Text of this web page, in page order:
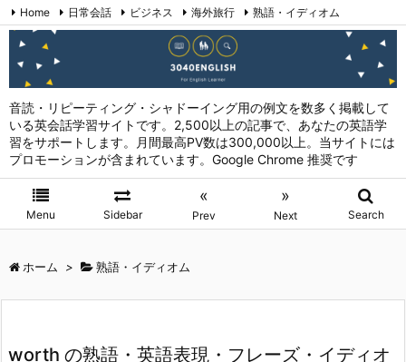
音読・リピーティング・シャドーイング用の例文を数多く掲載して
いる英会話学習サイトです。2,500以上の記事で、あなたの英語学
習をサポートします。月間最高PV数は300,000以上。当サイトには
プロモーションが含まれています。Google Chrome 推奨です
Menu Sidebar
«
Prev
»
Next Search
Home 日常会話 ビジネス 海外旅行
熟語・イディオム
英会話表現 (日本語→英語)
お問い合わせ
ホーム > 熟語・イディオム
worth の熟語・英語表現・フレーズ・イディオ